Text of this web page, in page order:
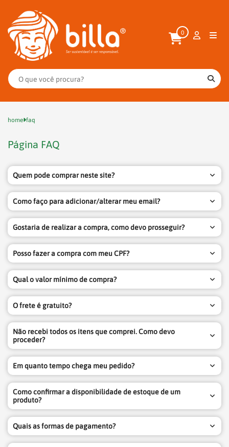
0
home faq
Página FAQ
Quem pode comprar neste site?
Como faço para adicionar/alterar meu email?
Gostaria de realizar a compra, como devo prosseguir?
Posso fazer a compra com meu CPF?
Qual o valor mínimo de compra?
O frete é gratuito?
Não recebi todos os itens que comprei. Como devo
proceder?
Em quanto tempo chega meu pedido?
Como confirmar a disponibilidade de estoque de um
produto?
Quais as formas de pagamento?